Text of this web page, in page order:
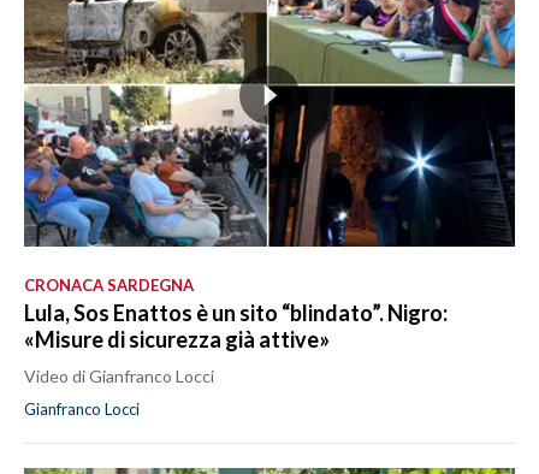
CRONACA SARDEGNA
Lula, Sos Enattos è un sito “blindato”. Nigro:
«Misure di sicurezza già attive»
Video di Gianfranco Locci
Gianfranco Locci